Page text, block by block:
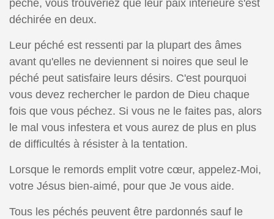
péché, vous trouveriez que leur paix intérieure s'est
déchirée en deux.
Leur péché est ressenti par la plupart des âmes
avant qu'elles ne deviennent si noires que seul le
péché peut satisfaire leurs désirs. C'est pourquoi
vous devez rechercher le pardon de Dieu chaque
fois que vous péchez. Si vous ne le faites pas, alors
le mal vous infestera et vous aurez de plus en plus
de difficultés à résister à la tentation.
Lorsque le remords emplit votre cœur, appelez-Moi,
votre Jésus bien-aimé, pour que Je vous aide.
Tous les péchés peuvent être pardonnés sauf le